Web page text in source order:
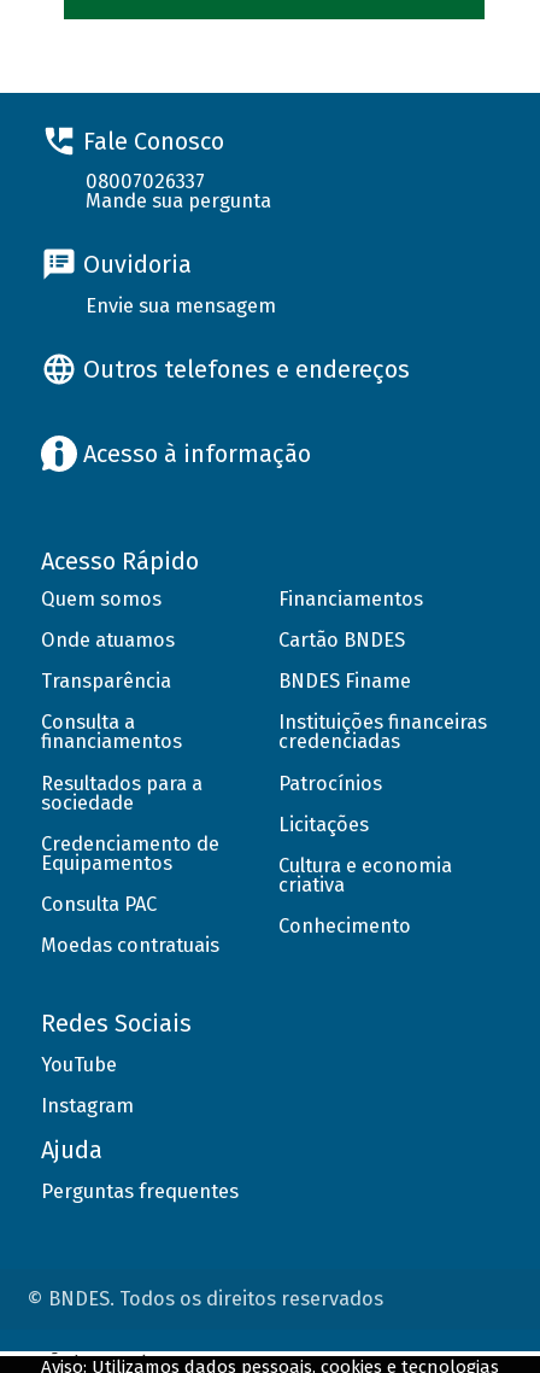
Fale Conosco
08007026337
Mande sua pergunta
Ouvidoria
Envie sua mensagem
Outros telefones e endereços
Acesso à informação
Acesso Rápido
Quem somos
Onde atuamos
Transparência
Consulta a
financiamentos
Resultados para a
sociedade
Credenciamento de
Equipamentos
Consulta PAC
Moedas contratuais
Financiamentos
Cartão BNDES
BNDES Finame
Instituições financeiras
credenciadas
Patrocínios
Licitações
Cultura e economia
criativa
Conhecimento
Redes Sociais
YouTube
Instagram
Ajuda
Perguntas frequentes
© BNDES. Todos os direitos reservados
Aviso: Utilizamos dados pessoais, cookies e tecnologias
ConteÃºdo complementar